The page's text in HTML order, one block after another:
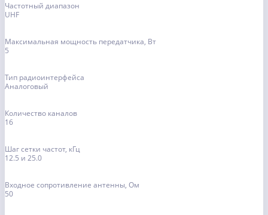
Частотный диапазон
UHF
Максимальная мощность передатчика, Вт
5
Тип радиоинтерфейса
Аналоговый
Количество каналов
16
Шаг сетки частот, кГц
12.5 и 25.0
Входное сопротивление антенны, Ом
50